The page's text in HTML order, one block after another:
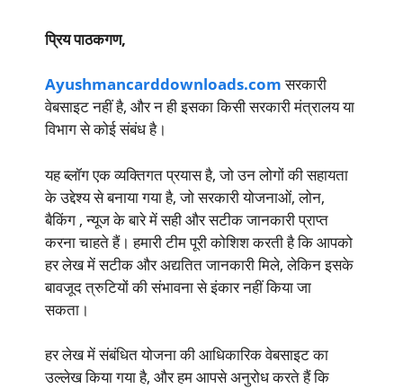
प्रिय पाठकगण,
Ayushmancarddownloads.comसरकारी
वेबसाइट नहीं है, और न ही इसका किसी सरकारी मंत्रालय या
विभाग से कोई संबंध है।
यह ब्लॉग एक व्यक्तिगत प्रयास है, जो उन लोगों की सहायता
के उद्देश्य से बनाया गया है, जो सरकारी योजनाओं, लोन,
बैकिंग , न्यूज के बारे में सही और सटीक जानकारी प्राप्त
करना चाहते हैं। हमारी टीम पूरी कोशिश करती है कि आपको
हर लेख में सटीक और अद्यतित जानकारी मिले, लेकिन इसके
बावजूद त्रुटियों की संभावना से इंकार नहीं किया जा
सकता।
हर लेख में संबंधित योजना की आधिकारिक वेबसाइट का
उल्लेख किया गया है, और हम आपसे अनुरोध करते हैं कि